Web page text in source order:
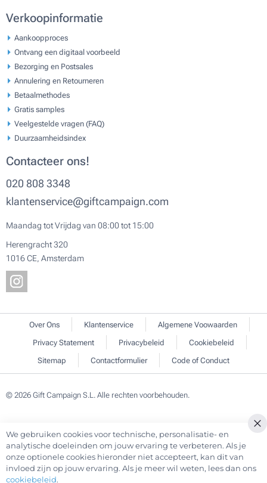
Verkoopinformatie
Aankoopproces
Ontvang een digitaal voorbeeld
Bezorging en Postsales
Annulering en Retourneren
Betaalmethodes
Gratis samples
Veelgestelde vragen (FAQ)
Duurzaamheidsindex
Contacteer ons!
020 808 3348
klantenservice@giftcampaign.com
Maandag tot Vrijdag van 08:00 tot 15:00
Herengracht 320
1016 CE, Amsterdam
Over Ons Klantenservice
Algemene Voowaarden
Privacy Statement
Privacybeleid
Cookiebeleid
Sitemap
Contactformulier Code of Conduct
© 2026 Gift Campaign S.L. Alle rechten voorbehouden.
We gebruiken cookies voor technische, personalisatie- en
analytische doeleinden om jouw ervaring te verbeteren. Als je
onze optionele cookies hieronder niet accepteert, kan dit van
invloed zijn op jouw ervaring. Als je meer wil weten, lees dan ons
cookiebeleid.